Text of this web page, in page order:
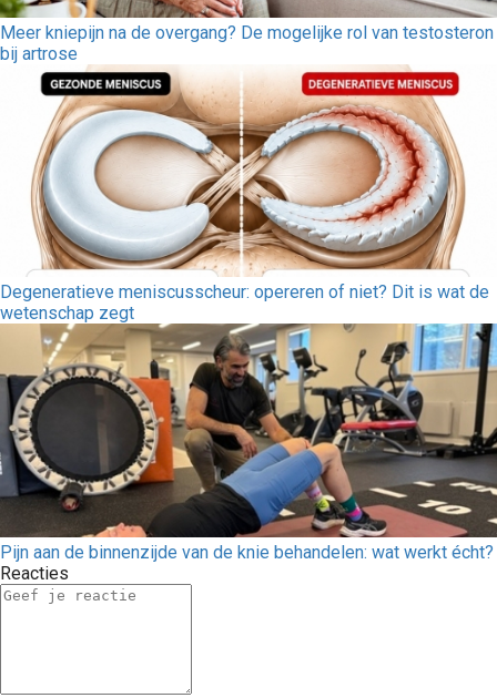
Meer kniepijn na de overgang? De mogelijke rol van testosteron
bij artrose
Degeneratieve meniscusscheur: opereren of niet? Dit is wat de
wetenschap zegt
Pijn aan de binnenzijde van de knie behandelen: wat werkt écht?
Reacties